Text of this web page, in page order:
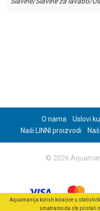
O nama
Uslovi
Naši LINNI proizvodi
© 2026
Aquamanija koristi kolačiće u
smatramo da ste pristali